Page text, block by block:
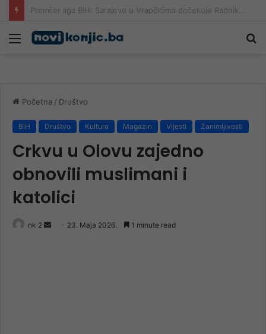
Sudar tri vozila na magistralnom putu Stolac – Neum, saobraćaj potpuno obustavljen
Meni
Početna / Društvo
BiH Društvo Kultura Magazin Vijesti Zanimljivosti
Crkvu u Olovu zajedno
obnovili muslimani i
katolici
nk 2
Send 23. Maja 2026. 1 minute read